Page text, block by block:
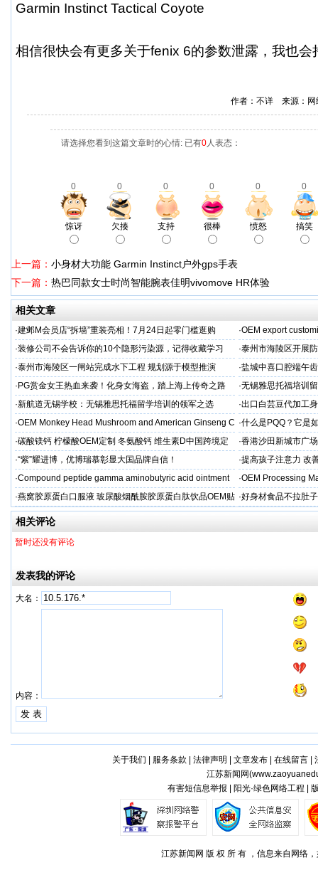
Garmin Instinct Tactical Coyote
相信很快会有更多关于fenix 6的参数泄露，我也会
作者：不详 来源：
请选择您看到这篇文章时的心情: 已有0人表态：
0 0 0 0 0 0
惊讶 欠揍 支持 很棒 愤怒 搞笑
上一篇： 小身材大功能 Garmin Instinct户外gps手表
下一篇： 热巴同款女士时尚智能腕表佳明vivomove HR体验
相关文章
·建邺M会员店“拆墙”重装亮相！7月24日起零门槛逛购 ·OEM export
·装修公司不会告诉你的10个隐形污染源，记得收藏学习 ·泰州市海陵区开展
·泰州市海陵区一闸站完成水下工程 规划源于模型推演 ·盐城中喜口腔端午
礼，种出健康长寿牙
· PG赏金女王热血来袭！化身女海盗，踏上海上传奇之路 ·无锡雅思托福培训
·新航道无锡学校：无锡雅思托福留学培训的领军之选 ·出口白芸豆代加工
贴牌
·OEM Monkey Head Mushroom and American Ginseng C
aps
·什么是PQQ？它是
·碳酸镁钙 柠檬酸OEM定制 冬氨酸钙 维生素D中国跨境定
制
·香港沙田新城市广
·“紫”耀进博，优博瑞慕彰显大国品牌自信！ ·提高孩子注意力 改
·Compound peptide gamma aminobutyric acid ointment ·OEM Processing
·燕窝胶原蛋白口服液 玻尿酸烟酰胺胶原蛋白肽饮品OEM贴
牌
·好身材食品不拉肚
相关评论
暂时还没有评论
发表我的评论
大名：
内容：
关于我们 服务条款 法律声明 文章发布| 在线留言|
江苏新闻网(
有害短信息举报 | 阳光·绿色网络工程 |
江苏新闻网 版 权 所 有 ，信息来自网络